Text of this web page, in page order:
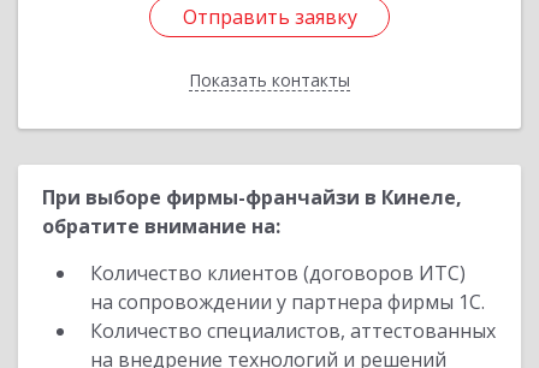
Отправить заявку
Показать контакты
Отправить заявку
Назад
При выборе фирмы-франчайзи в Кинеле,
обратите внимание на:
Количество клиентов (договоров ИТС)
на сопровождении у партнера фирмы 1С.
Количество специалистов, аттестованных
на внедрение технологий и решений